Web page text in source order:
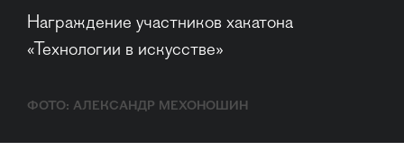
Награждение участников хакатона
«Технологии в искусстве»
ФОТО: АЛЕКСАНДР МЕХОНОШИН